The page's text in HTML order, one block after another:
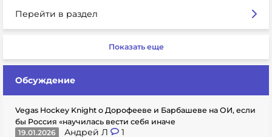
Перейти в раздел
Показать еще
Обсуждение
Vegas Hockey Knight о Дорофееве и Барбашеве на ОИ, если
бы Россия «научилась вести себя иначе
19.01.2026
Андрей Л 1